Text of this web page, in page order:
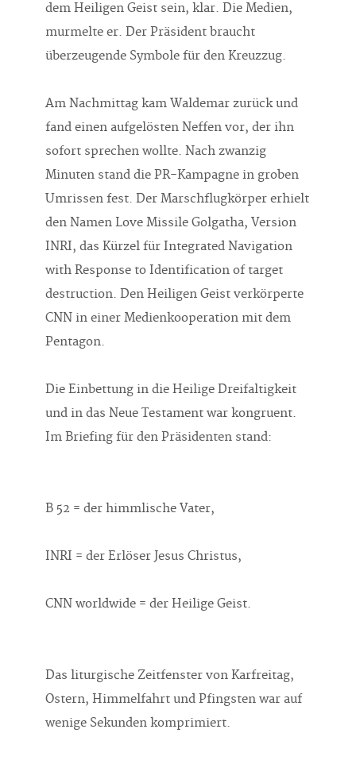
dem Heiligen Geist sein, klar. Die Medien,
murmelte er. Der Präsident braucht
überzeugende Symbole für den Kreuzzug.
Am Nachmittag kam Waldemar zurück und
fand einen aufgelösten Neffen vor, der ihn
sofort sprechen wollte. Nach zwanzig
Minuten stand die PR-Kampagne in groben
Umrissen fest. Der Marschflugkörper erhielt
den Namen Love Missile Golgatha, Version
INRI, das Kürzel für Integrated Navigation
with Response to Identification of target
destruction. Den Heiligen Geist verkörperte
CNN in einer Medienkooperation mit dem
Pentagon.
Die Einbettung in die Heilige Dreifaltigkeit
und in das Neue Testament war kongruent.
Im Briefing für den Präsidenten stand:
B 52 = der himmlische Vater,
INRI = der Erlöser Jesus Christus,
CNN worldwide = der Heilige Geist.
Das liturgische Zeitfenster von Karfreitag,
Ostern, Himmelfahrt und Pfingsten war auf
wenige Sekunden komprimiert.